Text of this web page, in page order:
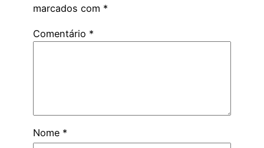
marcados com *
Comentário *
Nome *